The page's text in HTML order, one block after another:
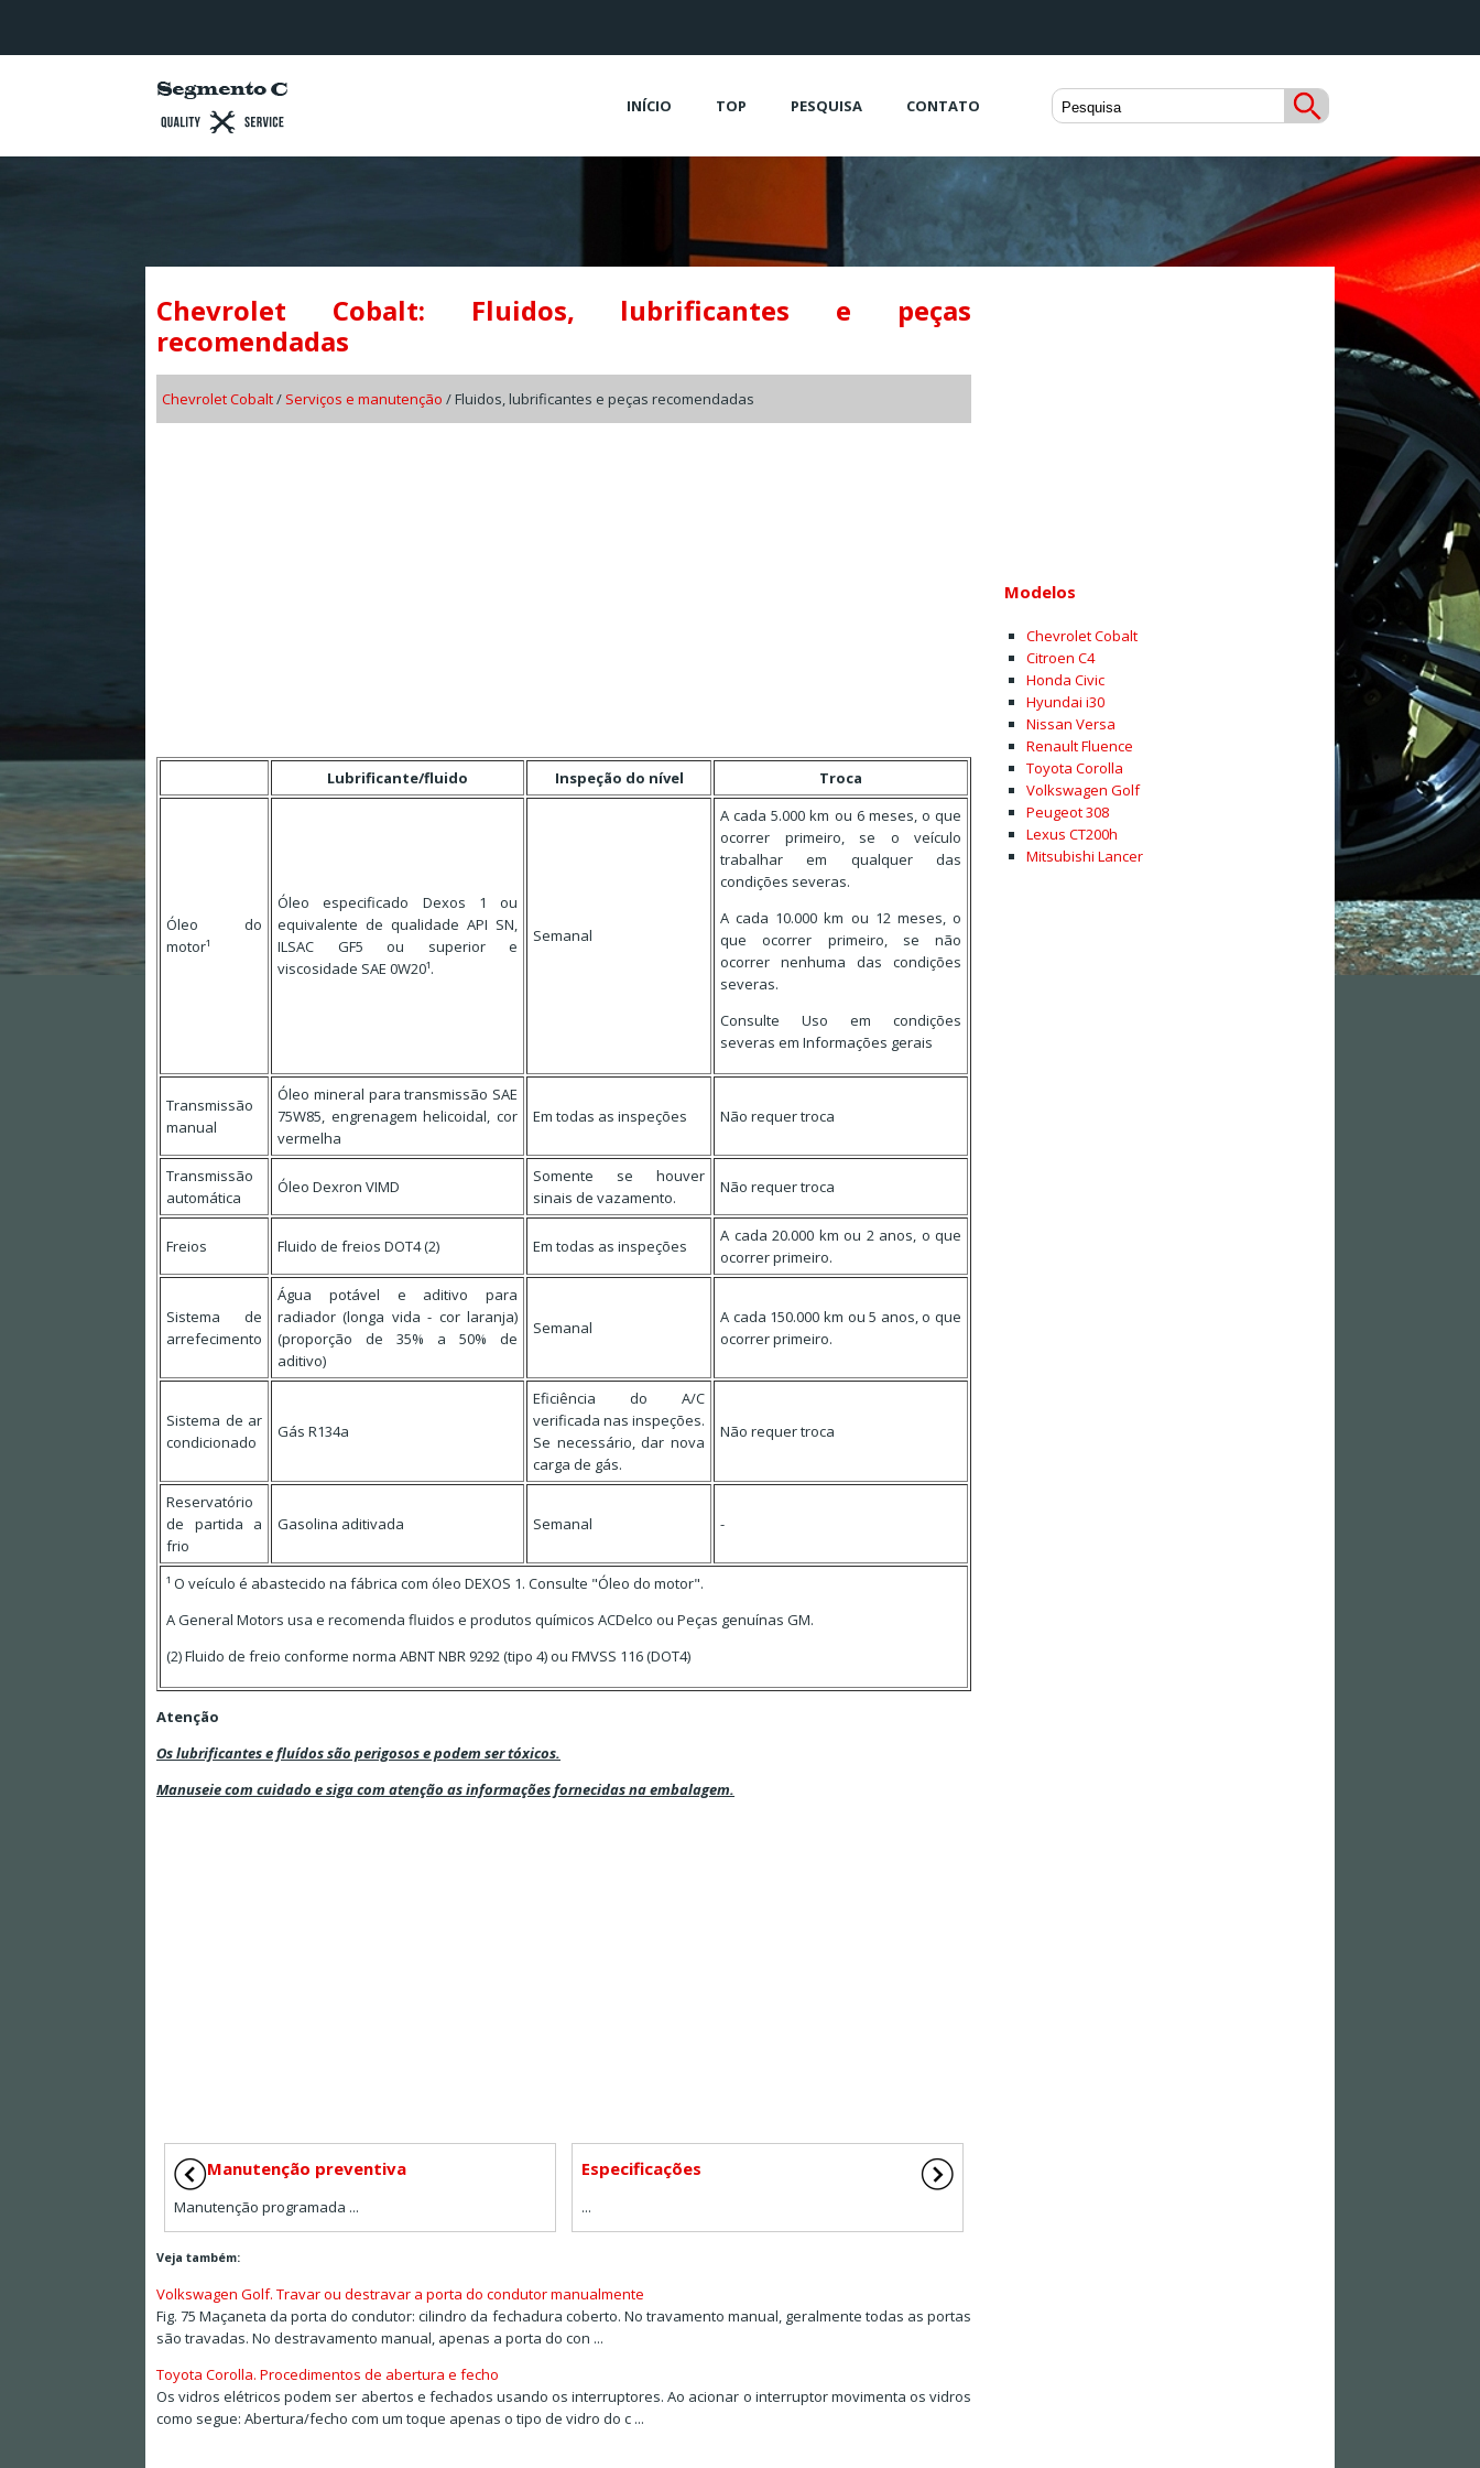
INÍCIO TOP PESQUISA CONTATO
Chevrolet Cobalt: Fluidos, lubrificantes e peças
recomendadas
Chevrolet Cobalt/ Serviços e manutenção / Fluidos, lubrificantes e peças recomendadas
Lubrificante/fluido Inspeção do nível Troca
Óleo do
motor¹
Óleo especificado Dexos 1 ou
equivalente de qualidade API SN,
ILSAC GF5 ou superior e
viscosidade SAE 0W20¹.
Semanal
A cada 5.000 km ou 6 meses, o que
ocorrer primeiro, se o veículo
trabalhar em qualquer das
condições severas.
A cada 10.000 km ou 12 meses, o
que ocorrer primeiro, se não
ocorrer nenhuma das condições
severas.
Consulte Uso em condições
severas em Informações gerais
Transmissão
manual
Óleo mineral para transmissão SAE
75W85, engrenagem helicoidal, cor
vermelha
Em todas as inspeções Não requer troca
Transmissão
automática
Óleo Dexron VIMD
Somente se houver
sinais de vazamento.
Não requer troca
Freios Fluido de freios DOT4 (2) Em todas as inspeções
A cada 20.000 km ou 2 anos, o que
ocorrer primeiro.
Sistema de
arrefecimento
Água potável e aditivo para
radiador (longa vida - cor laranja)
(proporção de 35% a 50% de
aditivo)
Semanal
A cada 150.000 km ou 5 anos, o que
ocorrer primeiro.
Sistema de ar
condicionado
Gás R134a
Eficiência do A/C
verificada nas inspeções.
Se necessário, dar nova
carga de gás.
Não requer troca
Reservatório
de partida a
frio
Gasolina aditivada Semanal -
¹ O veículo é abastecido na fábrica com óleo DEXOS 1. Consulte "Óleo do motor".
A General Motors usa e recomenda fluidos e produtos químicos ACDelco ou Peças genuínas GM.
(2) Fluido de freio conforme norma ABNT NBR 9292 (tipo 4) ou FMVSS 116 (DOT4)
Atenção
Os lubrificantes e fluídos são perigosos e podem ser tóxicos.
Manuseie com cuidado e siga com atenção as informações fornecidas na embalagem.
Manutenção preventiva
Manutenção programada ...
Especificações
...
Veja também:
Volkswagen Golf. Travar ou destravar a porta do condutor manualmente
Fig. 75 Maçaneta da porta do condutor: cilindro da fechadura coberto. No travamento manual, geralmente todas as portas
são travadas. No destravamento manual, apenas a porta do con ...
Toyota Corolla. Procedimentos de abertura e fecho
Os vidros elétricos podem ser abertos e fechados usando os interruptores. Ao acionar o interruptor movimenta os vidros
como segue: Abertura/fecho com um toque apenas o tipo de vidro do c ...
Modelos
Chevrolet Cobalt
Citroen C4
Honda Civic
Hyundai i30
Nissan Versa
Renault Fluence
Toyota Corolla
Volkswagen Golf
Peugeot 308
Lexus CT200h
Mitsubishi Lancer